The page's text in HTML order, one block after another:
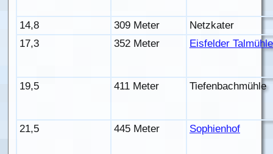
14,8 309 Meter
Netzkater
17,3
352 Meter Eisfelder Talmühle
19,5 411 Meter Tiefenbachmühle
21,5 445 Meter Sophienhof